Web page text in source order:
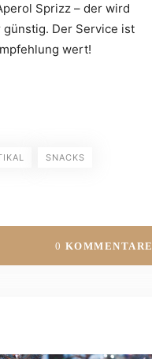
Sprizz – der wird
Der Service ist
wert!
SNACKS
0 KOMMENTARE